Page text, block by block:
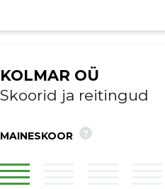
KOLMAR OÜ
Skoorid ja reitingud
MAINESKOOR ?